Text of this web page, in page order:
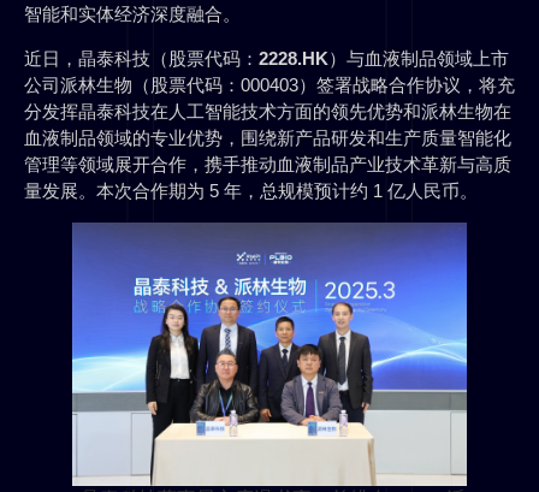
智能和实体经济深度融合。
近日，晶泰科技（股票代码： 2228.HK）与血液制品领域上市
公司派林生物（股票代码：000403）签署战略合作协议，将充
分发挥晶泰科技在人工智能技术方面的领先优势和派林生物在
血液制品领域的专业优势，围绕新产品研发和生产质量智能化
管理等领域展开合作，携手推动血液制品产业技术革新与高质
量发展。本次合作期为 5 年，总规模预计约 1 亿人民币。